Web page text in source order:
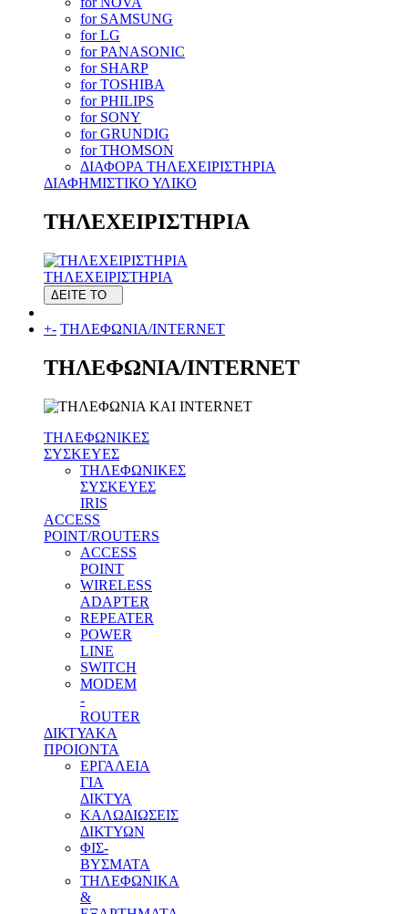
for SAMSUNG
for LG
for PANASONIC
for SHARP
for TOSHIBA
for PHILIPS
for SONY
for GRUNDIG
for THOMSON
ΔΙΑΦΟΡΑ ΤΗΛΕΧΕΙΡΙΣΤΗΡΙΑ
ΔΙΑΦΗΜΙΣΤΙΚΟ ΥΛΙΚΟ
ΤΗΛΕΧΕΙΡΙΣΤΗΡΙΑ
ΤΗΛΕΧΕΙΡΙΣΤΗΡΙΑ
ΔΕΙΤΕ ΤΟ
+- ΤΗΛΕΦΩΝΙΑ/INTERNET
ΤΗΛΕΦΩΝΙΑ/INTERNET
ΤΗΛΕΦΩΝΙΚΕΣ
ΣΥΣΚΕΥΕΣ
ΤΗΛΕΦΩΝΙΚΕΣ
ΣΥΣΚΕΥΕΣ
IRIS
ACCESS
POINT/ROUTERS
ACCESS
POINT
WIRELESS
ADAPTER
REPEATER
POWER
LINE
SWITCH
MODEM
-
ROUTER
ΔΙΚΤΥΑΚΑ
ΠΡΟΙΟΝΤΑ
ΕΡΓΑΛΕΙΑ
ΓΙΑ
ΔΙΚΤΥΑ
ΚΑΛΩΔΙΩΣΕΙΣ
ΔΙΚΤΥΩΝ
ΦΙΣ-
ΒΥΣΜΑΤΑ
THΛΕΦΩΝΙΚΑ
&